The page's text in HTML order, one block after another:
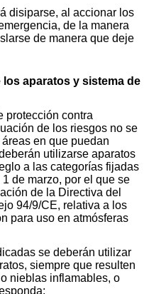
disiparse, al accionar los
de la manera
de manera que deje
aparatos y sistema de
protección contra
de los riesgos no se
en que puedan
utilizarse aparatos
a las categorías fijadas
de marzo, por el que se
de la Directiva del
94/9/CE, relativa a los
para uso en atmósferas
se deberán utilizar
siempre que resulten
nieblas inflamables, o